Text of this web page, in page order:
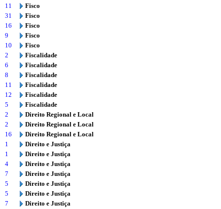
11
Fisco
31
Fisco
16
Fisco
9
Fisco
10
Fisco
2
Fiscalidade
6
Fiscalidade
8
Fiscalidade
11
Fiscalidade
12
Fiscalidade
5
Fiscalidade
2
Direito Regional e Local
2
Direito Regional e Local
16
Direito Regional e Local
1
Direito e Justiça
1
Direito e Justiça
4
Direito e Justiça
7
Direito e Justiça
5
Direito e Justiça
5
Direito e Justiça
7
Direito e Justiça